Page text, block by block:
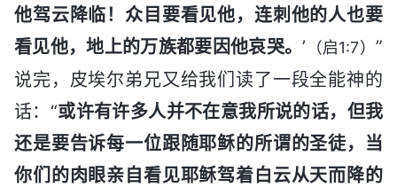
他驾云降临！众目要看见他，连刺他的人也要
看见他，地上的万族都要因他哀哭。’ （启1:7）”
说完，皮埃尔弟兄又给我们读了一段全能神的
话：“或许有许多人并不在意我所说的话，但我
还是要告诉每一位跟随耶稣的所谓的圣徒，当
你们的肉眼亲自看见耶稣驾着白云从天而降的